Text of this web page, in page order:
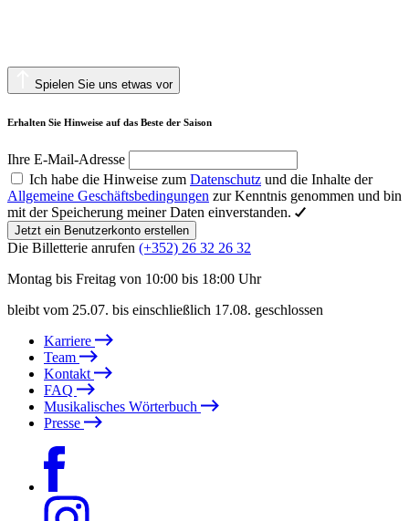
Spielen Sie uns etwas vor
Erhalten Sie Hinweise auf das Beste der Saison
Ihre E-Mail-Adresse
Ich habe die Hinweise zum Datenschutz und die Inhalte der
Allgemeine Geschäftsbedingungen zur Kenntnis genommen und bin
mit der Speicherung meiner Daten einverstanden.
Jetzt ein Benutzerkonto erstellen
Die Billetterie anrufen (+352) 26 32 26 32
Montag bis Freitag von 10:00 bis 18:00 Uhr
bleibt vom 25.07. bis einschließlich 17.08. geschlossen
Karriere
Team
Kontakt
FAQ
Musikalisches Wörterbuch
Presse